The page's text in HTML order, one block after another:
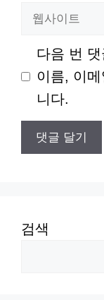
일
웹
트
다음 번
이름, 이
니다.
검색